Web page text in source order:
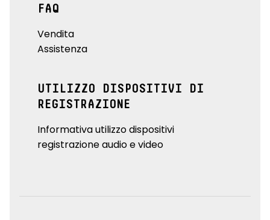
FAQ
Vendita
Assistenza
UTILIZZO DISPOSITIVI DI
REGISTRAZIONE
Informativa utilizzo dispositivi
registrazione audio e video